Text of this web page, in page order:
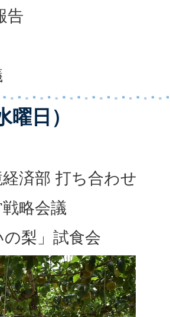
告
日）
経済部 打ち合わせ
戦略会議
の梨」試食会